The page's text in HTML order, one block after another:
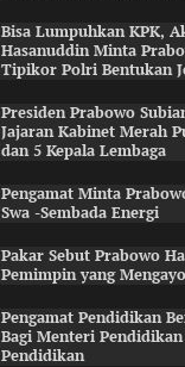
Bisa Lumpuhkan KPK,
Hasanuddin Minta
Tipikor Polri Bentukan
Presiden Prabowo
Jajaran Kabinet Merah
dan 5 Kepala Lembaga
Pengamat Minta
Swa -Sembada Energi
Pakar Sebut Prabowo
Pemimpin yang
Pengamat Pendidikan
Bagi Menteri
Pendidikan